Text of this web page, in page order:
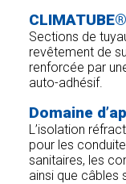
Sections de
revêtement de
renforcée par
auto-adhésif.
Domaine
L’isolation
pour les
sanitaires, les
ainsi que câbles